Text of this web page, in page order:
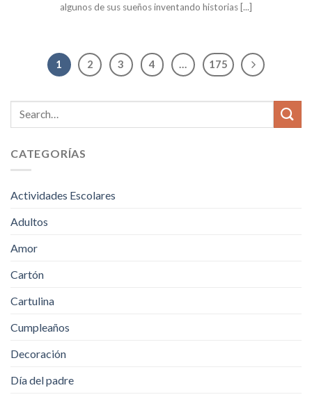
algunos de sus sueños inventando historias [...]
1 2 3 4 … 175
CATEGORÍAS
Actividades Escolares
Adultos
Amor
Cartón
Cartulina
Cumpleaños
Decoración
Día del padre